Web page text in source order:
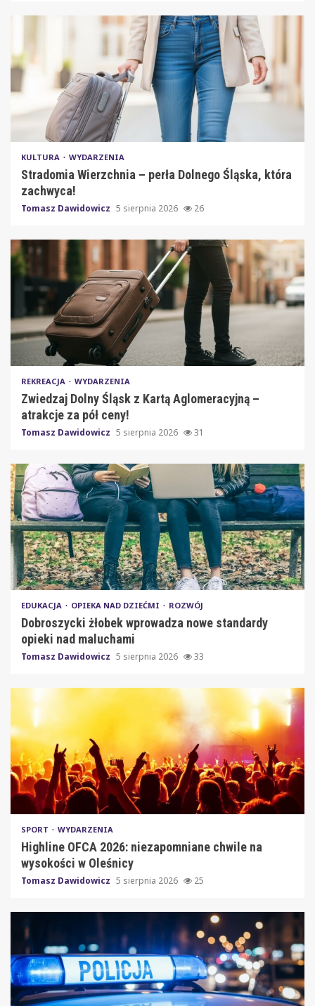
KULTURA WYDARZENIA
Stradomia Wierzchnia – perła Dolnego Śląska, która
zachwyca!
Tomasz Dawidowicz 5 sierpnia 2026 26
REKREACJA WYDARZENIA
Zwiedzaj Dolny Śląsk z Kartą Aglomeracyjną –
atrakcje za pół ceny!
Tomasz Dawidowicz 5 sierpnia 2026 31
EDUKACJA OPIEKA NAD DZIEĆMI ROZWÓJ
Dobroszycki żłobek wprowadza nowe standardy
opieki nad maluchami
Tomasz Dawidowicz 5 sierpnia 2026 33
SPORT WYDARZENIA
Highline OFCA 2026: niezapomniane chwile na
wysokości w Oleśnicy
Tomasz Dawidowicz 5 sierpnia 2026 25